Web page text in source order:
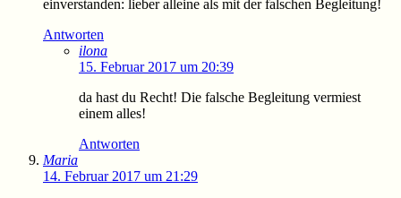
einverstanden: lieber alleine als mit der falschen Begleitung!
Antworten
ilona
15. Februar 2017 um 20:39
da hast du Recht! Die falsche Begleitung vermiest
einem alles!
Antworten
Maria
14. Februar 2017 um 21:29